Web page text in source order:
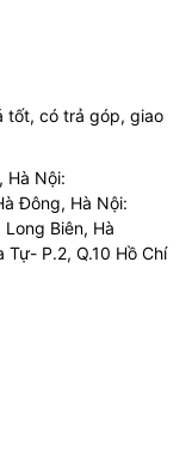
tốt, có trả góp, giao
Hà Nội:
Đông, Hà Nội:
Biên, Hà
P.2, Q.10 Hồ Chí